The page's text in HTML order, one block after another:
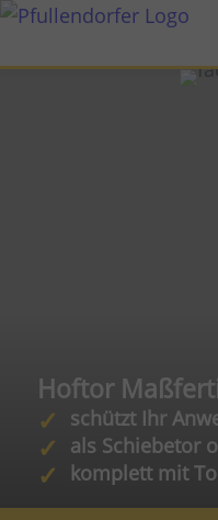
Hoftor
schützt Ihr
als Schiebetor
komplett mit